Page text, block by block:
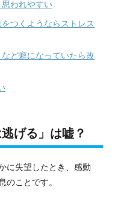
われやすい
つくようならストレス
ど癖になっていたら改
げる」は嘘？
に失望したとき、感動
のことです。